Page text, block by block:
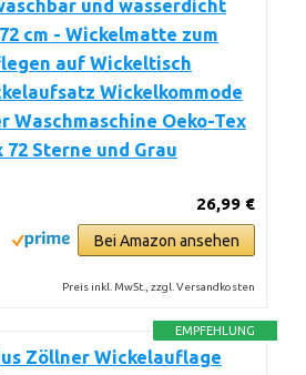
und wasserdicht
cm - Wickelmatte zum
auf Wickeltisch
Wickelkommode
Waschmaschine Oeko-Tex
72 Sterne und Grau
26,99 €
Bei Amazon ansehen
Preis inkl. MwSt., zzgl. Versandkosten
EMPFEHLUNG
Zöllner Wickelauflage